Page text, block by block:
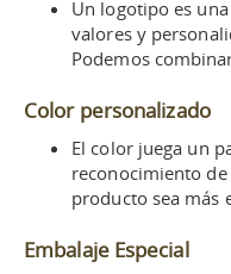
Un logotipo es
valores y
Podemos
Color personalizado
El color juega un
reconocimiento
producto sea más
Embalaje Especial